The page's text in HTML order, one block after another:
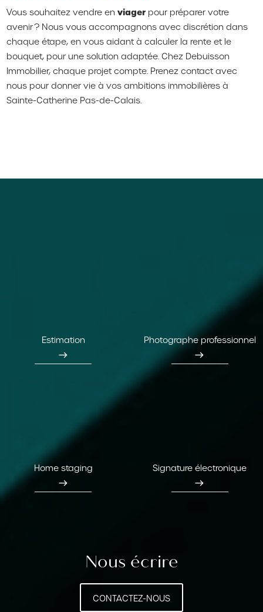
Vous souhaitez vendre enviagerpour préparer votre
avenir ? Nous vous accompagnons avec discrétion dans
chaque étape, en vous aidant à calculer la rente et le
bouquet, pour une solution adaptée. Chez Debuisson
Immobilier, chaque projet compte. Prenez contact avec
nous pour donner vie à vos ambitions immobilières à
Sainte-Catherine Pas-de-Calais.
Estimation
east
Photographe professionnel
east
Home staging
east
Signature électronique
east
Nous écrire
CONTACTEZ-NOUS